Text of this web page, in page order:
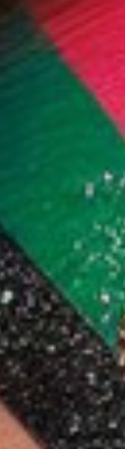
آيز من جولدن
اشتر الآن
-56
1.000 دب